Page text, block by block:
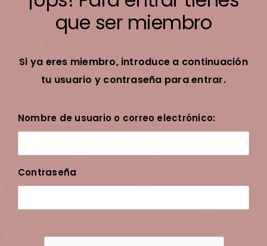
que ser miembro
Si ya eres miembro, introduce a continuación
tu usuario y contraseña para entrar.
Nombre de usuario o correo electrónico:
Contraseña